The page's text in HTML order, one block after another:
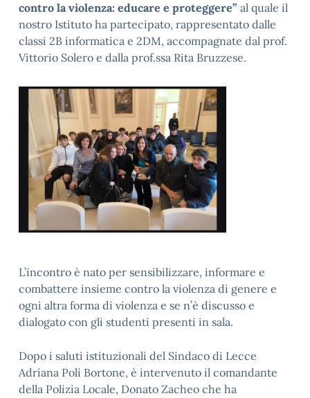
contro la violenza: educare e proteggere” al quale il
nostro Istituto ha partecipato, rappresentato dalle
classi 2B informatica e 2DM, accompagnate dal prof.
Vittorio Solero e dalla prof.ssa Rita Bruzzese.
L’incontro è nato per sensibilizzare, informare e
combattere insieme contro la violenza di genere e
ogni altra forma di violenza e se n’è discusso e
dialogato con gli studenti presenti in sala.
Dopo i saluti istituzionali del Sindaco di Lecce
Adriana Poli Bortone, è intervenuto il comandante
della Polizia Locale, Donato Zacheo che ha